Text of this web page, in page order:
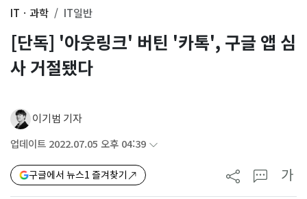
ITㆍ과학 IT일반
[단독] '아웃링크' 버틴 '카톡', 구글 앱 심
사 거절됐다
이기범 기자
업데이트 2022.07.05 오후 04:39
구글에서 뉴스1 즐겨찾기 가